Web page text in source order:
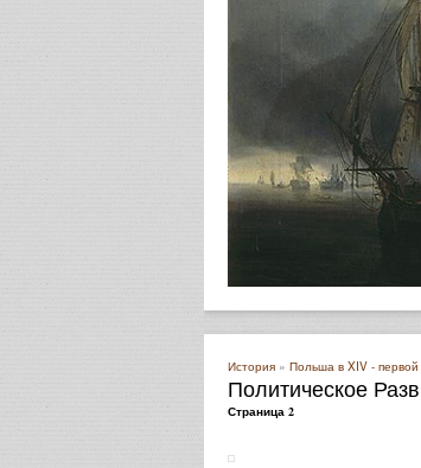
История » Польша в XIV - первой
Политическое
Страница 2